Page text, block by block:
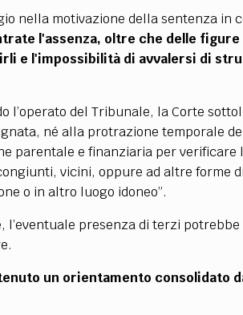
nella motivazione della sentenza in
l'assenza, oltre che delle
e l'impossibilità di avvalersi di
l’operato del Tribunale, la Corte
né alla protrazione temporale
parentale e finanziaria per verificare
vicini, oppure ad altre forme
o in altro luogo idoneo”.
l’eventuale presenza di terzi
un orientamento consolidato